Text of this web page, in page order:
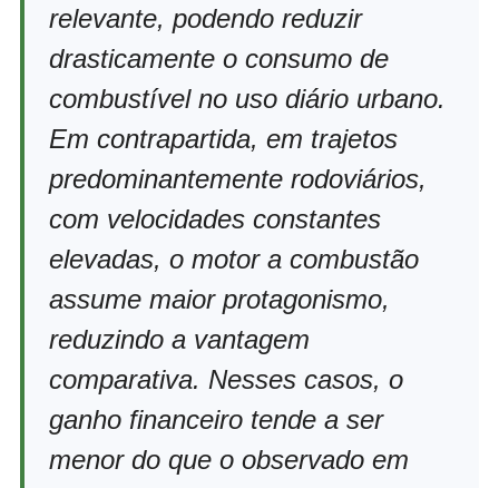
relevante, podendo reduzir
drasticamente o consumo de
combustível no uso diário urbano.
Em contrapartida, em trajetos
predominantemente rodoviários,
com velocidades constantes
elevadas, o motor a combustão
assume maior protagonismo,
reduzindo a vantagem
comparativa. Nesses casos, o
ganho financeiro tende a ser
menor do que o observado em